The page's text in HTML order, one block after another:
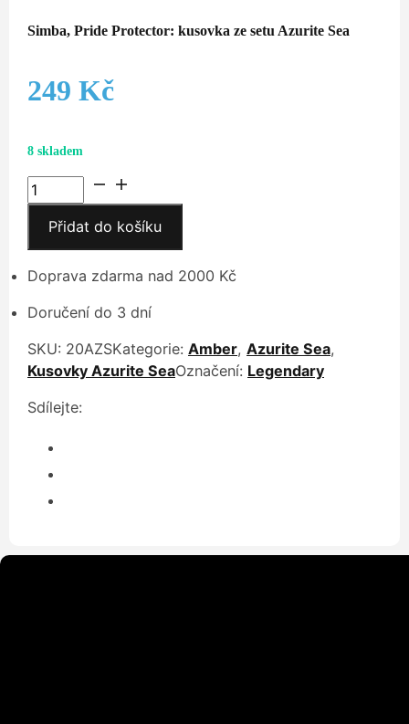
Simba, Pride Protector: kusovka ze setu Azurite Sea
249 Kč
8 skladem
Simba,
Pride
Protector
množství
Přidat do košíku
Doprava zdarma nad 2000 Kč
Doručení do 3 dní
SKU: 20AZSKategorie: Amber, Azurite Sea,
Kusovky Azurite SeaOznačení: Legendary
Sdílejte: